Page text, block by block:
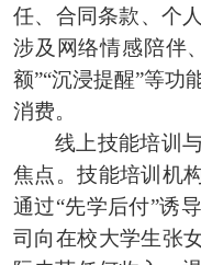
任、合同条款、个
涉及网络情感陪伴
额”“沉浸提醒”等功
消费。
线上技能培训
焦点。技能培训机
通过“先学后付”诱
司向在校大学生张